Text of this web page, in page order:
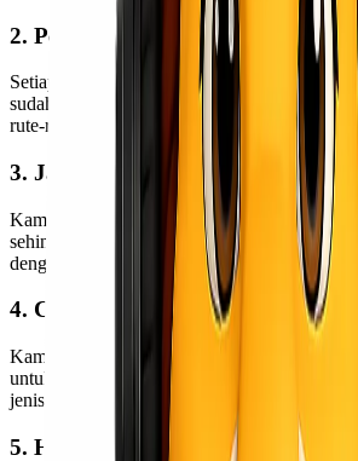
2. Pengiriman aman dan terjamin
Setiap pengiriman kami tangani dengan
sudah berpengalaman mengelola pengiriman
rute-rute sulit seperti Papua.
3. Jaringan luas & armada
Kami memiliki jaringan luas di berbagai
sehingga pengiriman dari Merauke ke
dengan efisien dan cepat.
4. Customer service responsif
Kami selalu siap membantu kamu kapan pun
untuk menanyakan tarif, memonitor
jenis barang.
5. Harga jujur, tanpa biaya